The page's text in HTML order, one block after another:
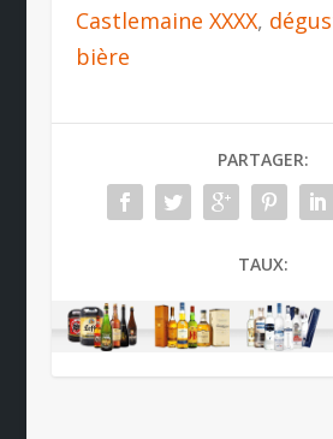
Castlemaine XXXX,
bière
PARTAGER:
TAUX: